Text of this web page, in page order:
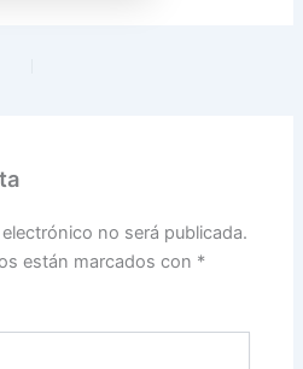
no será publicada.
están marcados con *